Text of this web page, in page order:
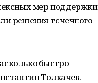
мер поддержки
решения точечного
быстро
Толкачев.